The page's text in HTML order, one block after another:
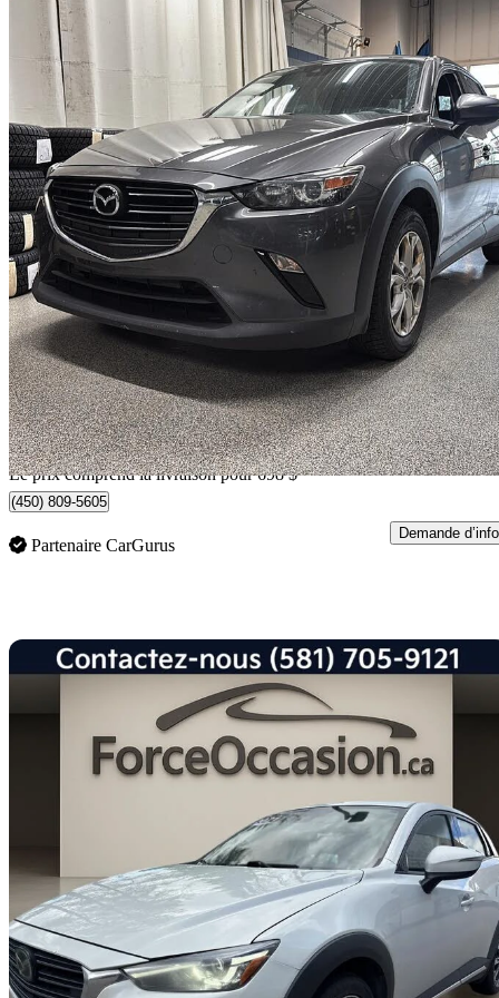
2020 Mazda CX-3
GS AWD114 619 km
18 186 $ Bonne
319 $/mois env.
Livraison à domicile de Saint-Hubert, QC
Le prix comprend la livraison pour 698 $
(450) 809-5605
Partenaire CarGurus
Demande d’info
2021 Mazda CX-3